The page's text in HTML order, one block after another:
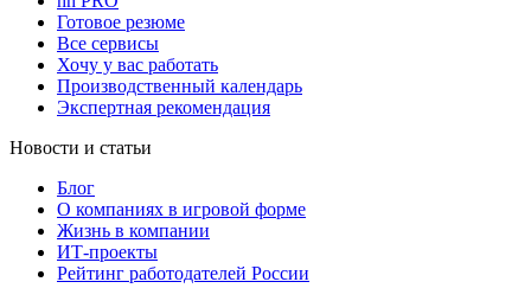
Готовое резюме
Все сервисы
Хочу у вас работать
Производственный календарь
Экспертная рекомендация
Новости и статьи
Блог
О компаниях в игровой форме
Жизнь в компании
ИТ-проекты
Рейтинг работодателей России